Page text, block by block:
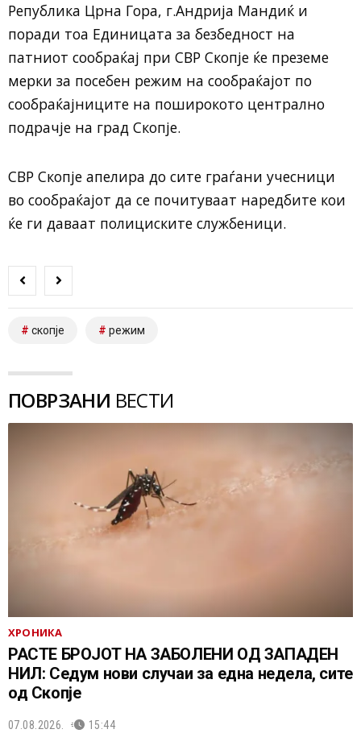
Република Црна Гора, г.Андрија Мандиќ и
поради тоа Единицата за безбедност на
патниот сообраќај при СВР Скопје ќе преземе
мерки за посебен режим на сообраќајот по
сообраќајниците на поширокото централно
подрачје на град Скопје.
СВР Скопје апелира до сите граѓани учесници
во сообраќајот да се почитуваат наредбите кои
ќе ги даваат полициските службеници.
скопје режим
ПОВРЗАНИ ВЕСТИ
ХРОНИКА
РАСТЕ БРОЈОТ НА ЗАБОЛЕНИ ОД ЗАПАДЕН
НИЛ: Седум нови случаи за една недела, сите
од Скопје
07.08.2026. 15:44